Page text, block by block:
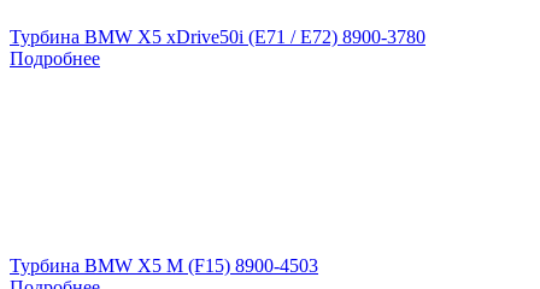
Турбина BMW X5 xDrive50i (E71 / E72) 8900-3780
Подробнее
Турбина BMW X5 M (F15) 8900-4503